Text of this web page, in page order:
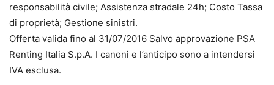
responsabilità civile; Assistenza stradale 24h; Costo Tassa
di proprietà; Gestione sinistri.
Offerta valida fino al 31/07/2016 Salvo approvazione PSA
Renting Italia S.p.A. I canoni e l’anticipo sono a intendersi
IVA esclusa.